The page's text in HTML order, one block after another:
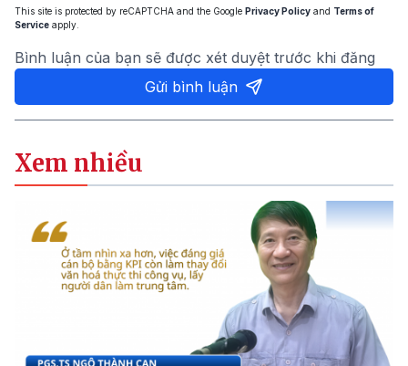
This site is protected by reCAPTCHA and the Google Privacy Policy and Terms of
Service apply.
Bình luận của bạn sẽ được xét duyệt trước khi đăng
Gửi bình luận
Xem nhiều